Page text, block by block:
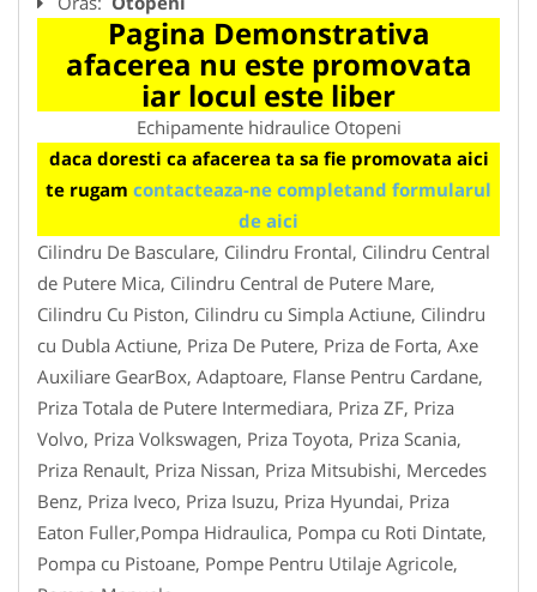
Pagina Demonstrativa
afacerea nu este promovata
iar locul este liber
Echipamente hidraulice Otopeni
daca doresti ca afacerea ta sa fie promovata aici
te rugam contacteaza-ne completand formularul
de aici
Cilindru De Basculare, Cilindru Frontal, Cilindru Central
de Putere Mica, Cilindru Central de Putere Mare,
Cilindru Cu Piston, Cilindru cu Simpla Actiune, Cilindru
cu Dubla Actiune, Priza De Putere, Priza de Forta, Axe
Auxiliare GearBox, Adaptoare, Flanse Pentru Cardane,
Priza Totala de Putere Intermediara, Priza ZF, Priza
Volvo, Priza Volkswagen, Priza Toyota, Priza Scania,
Priza Renault, Priza Nissan, Priza Mitsubishi, Mercedes
Benz, Priza Iveco, Priza Isuzu, Priza Hyundai, Priza
Eaton Fuller,Pompa Hidraulica, Pompa cu Roti Dintate,
Pompa cu Pistoane, Pompe Pentru Utilaje Agricole,